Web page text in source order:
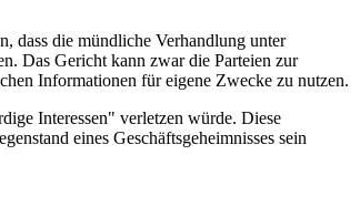
dass die mündliche Verhandlung unter
Das Gericht kann zwar die Parteien zur
Informationen für eigene Zwecke zu nutzen.
Interessen" verletzen würde. Diese
eines Geschäftsgeheimnisses sein